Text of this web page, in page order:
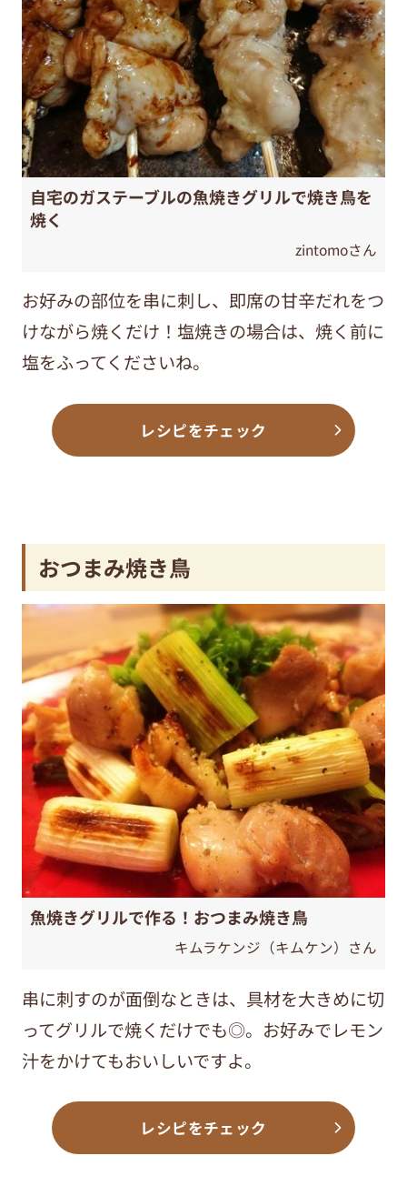
自宅のガステーブルの魚焼きグリルで焼き鳥を
焼く
zintomoさん
お好みの部位を串に刺し、即席の甘辛だれをつ
けながら焼くだけ！塩焼きの場合は、焼く前に
塩をふってくださいね。
レシピをチェック
おつまみ焼き鳥
魚焼きグリルで作る！おつまみ焼き鳥
キムラケンジ（キムケン）さん
串に刺すのが面倒なときは、具材を大きめに切
ってグリルで焼くだけでも◎。お好みでレモン
汁をかけてもおいしいですよ。
レシピをチェック